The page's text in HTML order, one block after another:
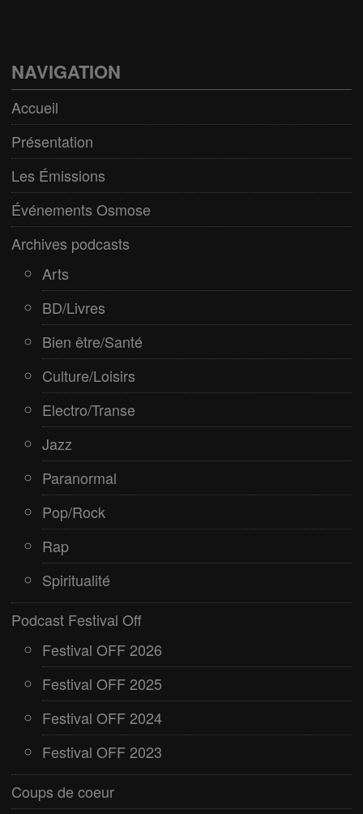
Bien être/Santé
Culture/Loisirs
Electro/Transe
Paranormal
Pop/Rock
Rap
Spiritualité
NAVIGATION
Accueil
Présentation
Les Émissions
Événements Osmose
Archives podcasts
Arts
BD/Livres
Bien être/Santé
Culture/Loisirs
Electro/Transe
Jazz
Paranormal
Pop/Rock
Rap
Spiritualité
Podcast Festival Off
Festival OFF 2026
Festival OFF 2025
Festival OFF 2024
Festival OFF 2023
Coups de coeur